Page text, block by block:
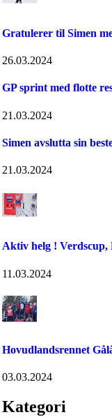
Gratulerer til Simen
26.03.2024
GP sprint med flotte
21.03.2024
Simen avslutta sin
21.03.2024
Aktiv helg !
11.03.2024
Hovudlandsrennet
03.03.2024
Kategori